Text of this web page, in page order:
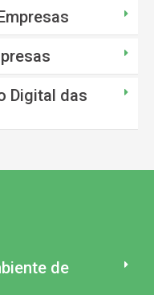
Digital das
de